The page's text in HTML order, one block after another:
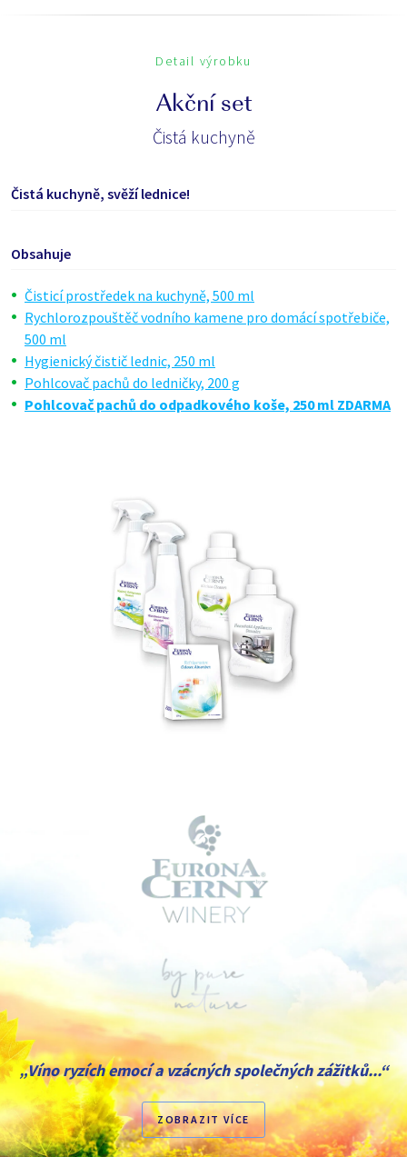
Detail výrobku
Akční set
Čistá kuchyně
Čistá kuchyně, svěží lednice!
Obsahuje
Čisticí prostředek na kuchyně, 500 ml
Rychlorozpouštěč vodního kamene pro domácí spotřebiče,
500 ml
Hygienický čistič lednic, 250 ml
Pohlcovač pachů do ledničky, 200 g
Pohlcovač pachů do odpadkového koše, 250 ml ZDARMA
„Víno ryzích emocí a vzácných společných zážitků...“
ZOBRAZIT VÍCE